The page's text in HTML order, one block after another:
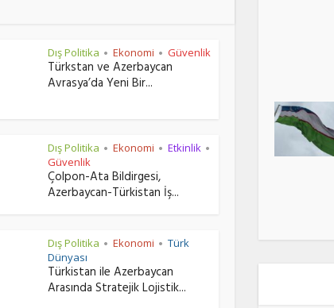
Dış Politika • Ekonomi • Güvenlik
Türkstan ve Azerbaycan
Avrasya’da Yeni Bir...
Dış Politika • Ekonomi • Etkinlik •
Güvenlik
Çolpon-Ata Bildirgesi,
Azerbaycan-Türkistan İş...
Dış Politika • Ekonomi • Türk
Dünyası
Türkistan ile Azerbaycan
Arasında Stratejik Lojistik...